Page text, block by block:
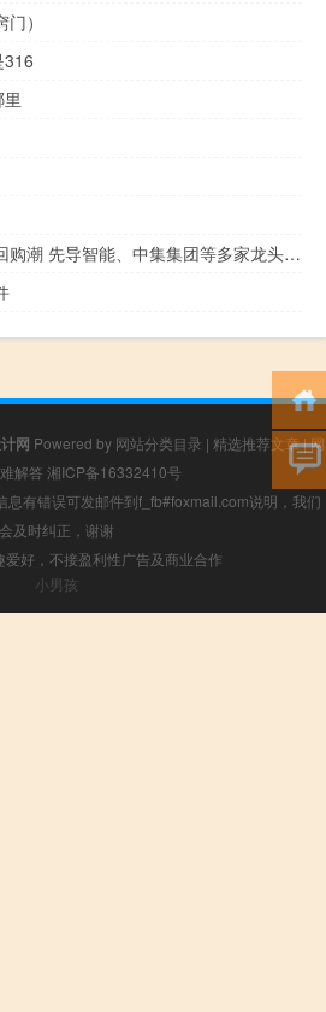
）
316
深市公司再现密集增持回购潮 先导智能、中集集团等多家龙头“接力”
网 Powered by 网站分类目录 | 精选推荐文章|网
解答 湘ICP备16332410号
息有错误可发邮件到f_fb#foxmail.com说明，我们
会及时纠正，谢谢
好，不接盈利性广告及商业合作
小男孩